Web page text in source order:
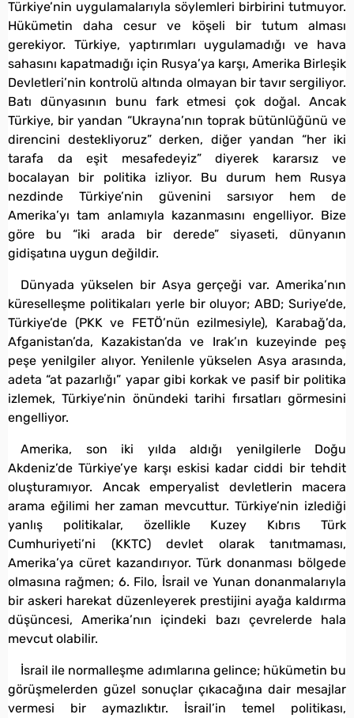
Türkiye’nin uygulamalarıyla söylemleri birbirini tutmuyor.
Hükümetin daha cesur ve köşeli bir tutum alması
gerekiyor. Türkiye, yaptırımları uygulamadığı ve hava
sahasını kapatmadığı için Rusya’ya karşı, Amerika Birleşik
Devletleri’nin kontrolü altında olmayan bir tavır sergiliyor.
Batı dünyasının bunu fark etmesi çok doğal. Ancak
Türkiye, bir yandan “Ukrayna’nın toprak bütünlüğünü ve
direncini destekliyoruz” derken, diğer yandan “her iki
tarafa da eşit mesafedeyiz” diyerek kararsız ve
bocalayan bir politika izliyor. Bu durum hem Rusya
nezdinde Türkiye’nin güvenini sarsıyor hem de
Amerika’yı tam anlamıyla kazanmasını engelliyor. Bize
göre bu “iki arada bir derede” siyaseti, dünyanın
gidişatına uygun değildir.
Dünyada yükselen bir Asya gerçeği var. Amerika’nın
küreselleşme politikaları yerle bir oluyor; ABD; Suriye’de,
Türkiye’de (PKK ve FETÖ’nün ezilmesiyle), Karabağ’da,
Afganistan’da, Kazakistan’da ve Irak’ın kuzeyinde peş
peşe yenilgiler alıyor. Yenilenle yükselen Asya arasında,
adeta “at pazarlığı” yapar gibi korkak ve pasif bir politika
izlemek, Türkiye’nin önündeki tarihi fırsatları görmesini
engelliyor.
Amerika, son iki yılda aldığı yenilgilerle Doğu
Akdeniz’de Türkiye’ye karşı eskisi kadar ciddi bir tehdit
oluşturamıyor. Ancak emperyalist devletlerin macera
arama eğilimi her zaman mevcuttur. Türkiye’nin izlediği
yanlış politikalar, özellikle Kuzey Kıbrıs Türk
Cumhuriyeti’ni (KKTC) devlet olarak tanıtmaması,
Amerika’ya cüret kazandırıyor. Türk donanması bölgede
olmasına rağmen; 6. Filo, İsrail ve Yunan donanmalarıyla
bir askeri harekat düzenleyerek prestijini ayağa kaldırma
düşüncesi, Amerika’nın içindeki bazı çevrelerde hala
mevcut olabilir.
İsrail ile normalleşme adımlarına gelince; hükümetin bu
görüşmelerden güzel sonuçlar çıkacağına dair mesajlar
vermesi bir aymazlıktır. İsrail’in temel politikası,